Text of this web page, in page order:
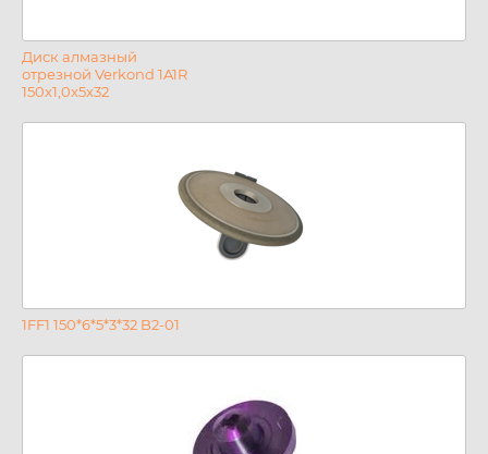
Диск алмазный
отрезной Verkond 1A1R
150x1,0x5x32
1FF1 150*6*5*3*32 B2-01